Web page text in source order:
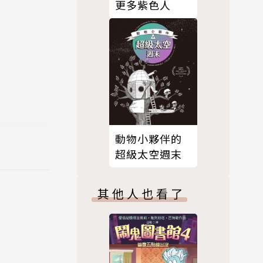
倆的情
更多紫色人
動物小夥伴的
超級太空週末
其他人也看了